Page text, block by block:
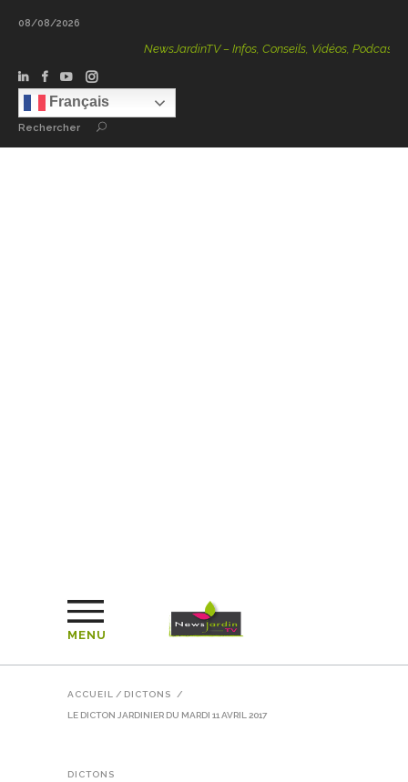
08/08/2026
NewsJardinTV – Infos, Conseils, Vidéos, Podcasts – 100 %
Français
Rechercher
MENU
ACCUEIL / DICTONS /
LE DICTON JARDINIER DU MARDI 11 AVRIL 2017
DICTONS